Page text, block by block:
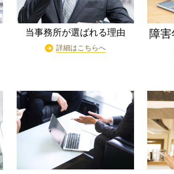
当事務所が選ばれる理由
詳細はこちらへ
障